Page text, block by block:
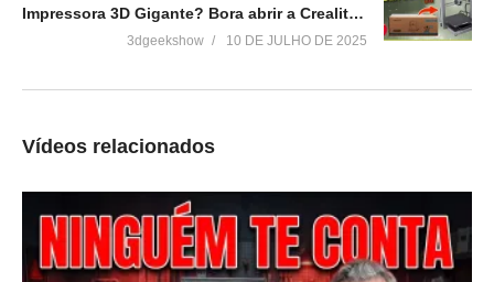
Impressora 3D Gigante? Bora abrir a Creality Ender 3 V3 Plus!
3dgeekshow 10 DE JULHO DE 2025
Vídeos relacionados